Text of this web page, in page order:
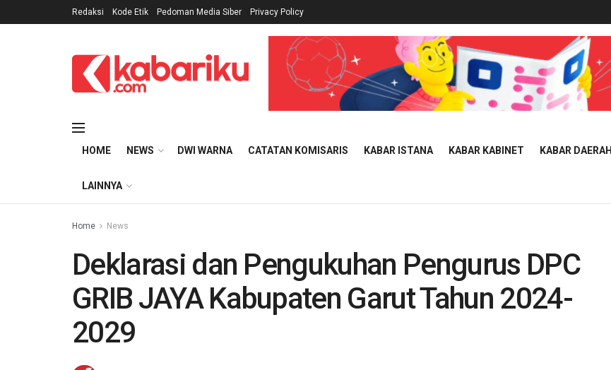
Redaksi Kode Etik Pedoman Media Siber Privacy Policy
HOME NEWS DWI WARNA CATATAN KOMISARIS KABAR ISTANA KABAR KABINET KABAR DAERAH
LAINNYA
Home News
Deklarasi dan Pengukuhan Pengurus DPC
GRIB JAYA Kabupaten Garut Tahun 2024-
2029